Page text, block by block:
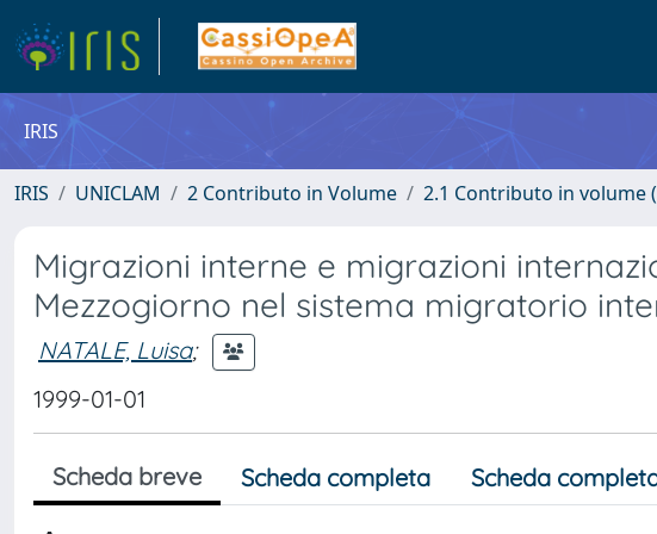
IRIS
IRIS UNICLAM 2 Contributo in Volume 2.1 Contributo in volume
Migrazioni interne e migrazioni
Mezzogiorno nel sistema migratorio
NATALE, Luisa;
1999-01-01
Scheda breve Scheda completa Scheda